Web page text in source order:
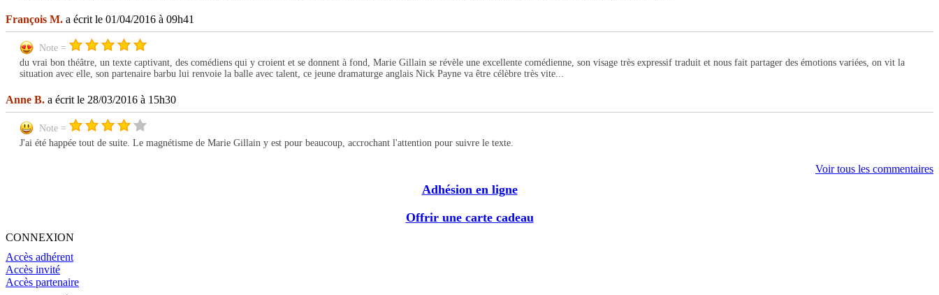
François M. a écrit le 01/04/2016 à 09h41
Note =
du vrai bon théâtre, un texte captivant, des comédiens qui y croient et se donnent à fond, Marie Gillain se révèle une excellente comédienne, son visage très expressif traduit et nous fait partager des émotions variées, on vit la
situation avec elle, son partenaire barbu lui renvoie la balle avec talent, ce jeune dramaturge anglais Nick Payne va être célèbre très vite...
Anne B. a écrit le 28/03/2016 à 15h30
Note =
J'ai été happée tout de suite. Le magnétisme de Marie Gillain y est pour beaucoup, accrochant l'attention pour suivre le texte.
Voir tous les commentaires
Adhésion en ligne
Offrir une carte cadeau
CONNEXION
Accès adhérent
Accès invité
Accès partenaire